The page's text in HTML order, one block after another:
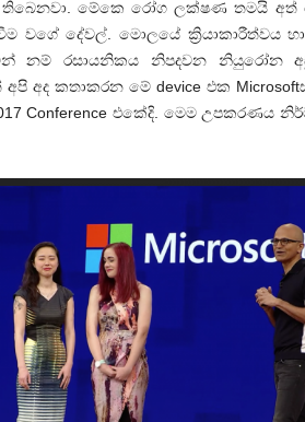
තිබෙනවා. මේකෙ රෝග ලක්ෂණ තමයි අත්
වගේ දේවල්. මොලයේ ක්‍රියාකාරීත්වය
නම් රසායනිකය නිපදවන නියුරෝන
අද කතාකරන මේ device එක
Conference එකේදි. මෙම උපකරණය